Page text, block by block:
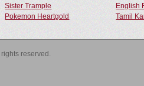
Sister Trample
English
Pokemon Heartgold Tamil
reserved.